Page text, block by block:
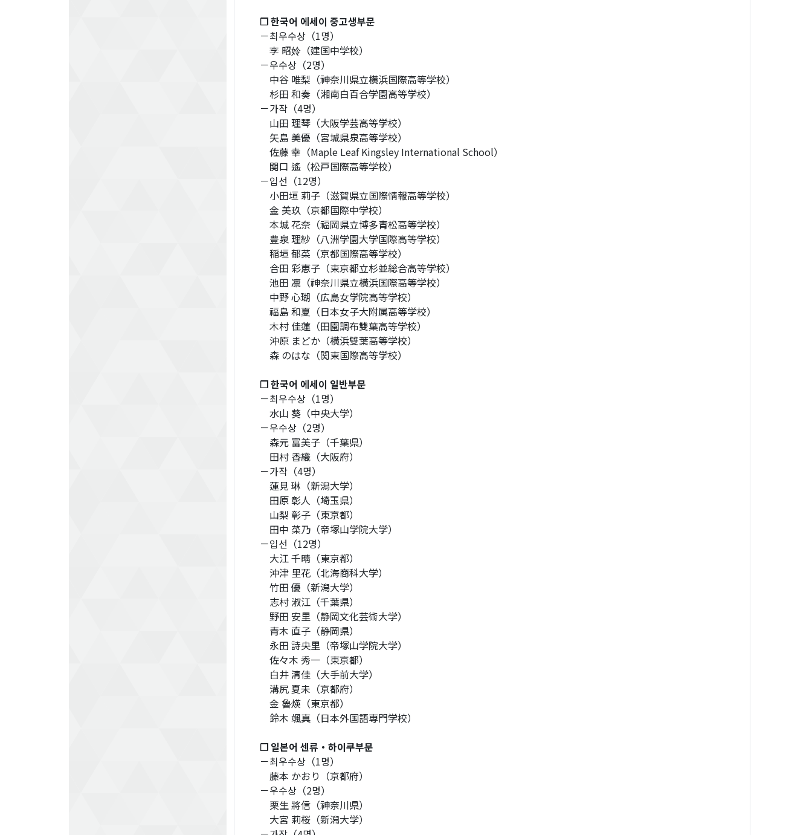
❐ 한국어 에세이 중고생부문
－최우수상（1명）
李 昭姈（建国中学校）
－우수상（2명）
中谷 唯梨（神奈川県立横浜国際高等学校）
杉田 和奏（湘南白百合学園高等学校）
－가작（4명）
山田 理琴（大阪学芸高等学校）
矢島 美優（宮城県泉高等学校）
佐藤 幸（Maple Leaf Kingsley International School）
関口 遙（松戸国際高等学校）
－입선（12명）
小田垣 莉子（滋賀県立国際情報高等学校）
金 美玖（京都国際中学校）
本城 花奈（福岡県立博多青松高等学校）
豊泉 理紗（八洲学園大学国際高等学校）
稲垣 郁菜（京都国際高等学校）
合田 彩恵子（東京都立杉並総合高等学校）
池田 凛（神奈川県立横浜国際高等学校）
中野 心瑚（広島女学院高等学校）
福島 和夏（日本女子大附属高等学校）
木村 佳蓮（田園調布雙葉高等学校）
沖原 まどか（横浜雙葉高等学校）
森 のはな（関東国際高等学校）
❐ 한국어 에세이 일반부문
－최우수상（1명）
水山 葵（中央大学）
－우수상（2명）
森元 富美子（千葉県）
田村 香織（大阪府）
－가작（4명）
蓮見 琳（新潟大学）
田原 彰人（埼玉県）
山梨 彰子（東京都）
田中 菜乃（帝塚山学院大学）
－입선（12명）
大江 千晴（東京都）
沖津 里花（北海商科大学）
竹田 優（新潟大学）
志村 淑江（千葉県）
野田 安里（静岡文化芸術大学）
青木 直子（静岡県）
永田 詩央里（帝塚山学院大学）
佐々木 秀一（東京都）
白井 清佳（大手前大学）
溝尻 夏未（京都府）
金 魯煐（東京都）
鈴木 颯真（日本外国語専門学校）
❐ 일본어 센류・하이쿠부문
－최우수상（1명）
藤本 かおり（京都府）
－우수상（2명）
栗生 將信（神奈川県）
大宮 莉桜（新潟大学）